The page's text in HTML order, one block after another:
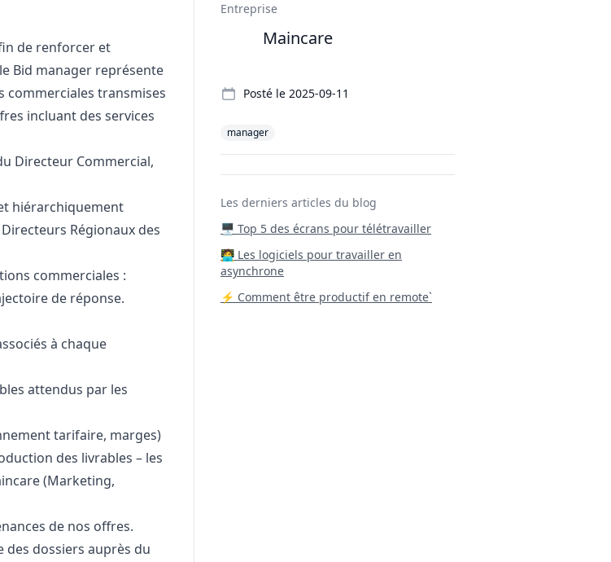
de renforcer et
Bid manager représente
commerciales transmises
incluant des services
Directeur Commercial,
hiérarchiquement
Régionaux des
commerciales :
de réponse.
à chaque
attendus par les
tarifaire, marges)
des livrables – les
(Marketing,
de nos offres.
dossiers auprès du
Entreprise
Maincare
Posté le 2025-09-11
manager
Les derniers articles du blog
🖥️ Top 5 des écrans pour télétravailler
‍🧑‍💻 Les logiciels pour travailler en
asynchrone
⚡ Comment être productif en remote`